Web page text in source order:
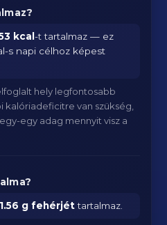
kcal-t tartalmaz — ez
s napi célhoz képest
hely legfontosabb
kalóriadeficitre van szükség,
egy adag mennyit visz a
g fehérjéttartalmaz.